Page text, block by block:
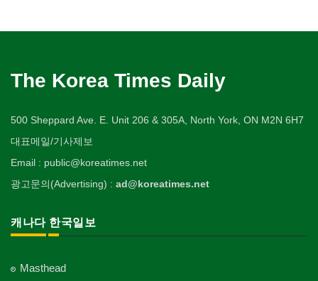
The Korea Times Daily
500 Sheppard Ave. E. Unit 206 & 305A, North York, ON M2N 6H7
대표메일/기사제보
Email : public@koreatimes.net
광고문의(Advertising) : ad@koreatimes.net
캐나다 한국일보
Masthead